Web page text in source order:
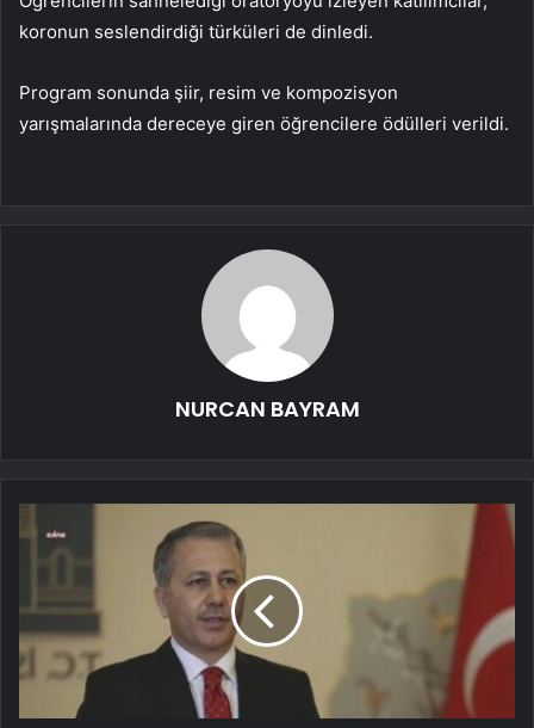
koronun seslendirdiği türküleri de dinledi.
Program sonunda şiir, resim ve kompozisyon
yarışmalarında dereceye giren öğrencilere ödülleri verildi.
NURCAN BAYRAM